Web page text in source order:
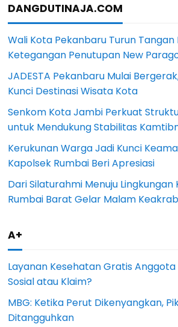
DANGDUTINAJA.COM
Wali Kota Pekanbaru Turun Tangan
Ketegangan Penutupan New
JADESTA Pekanbaru Mulai
Kunci Destinasi Wisata Kota
Senkom Kota Jambi Perkuat
untuk Mendukung Stabilitas
Kerukunan Warga Jadi Kunci
Kapolsek Rumbai Beri Apresiasi
Dari Silaturahmi Menuju Lingkungan
Rumbai Barat Gelar Malam
A+
Layanan Kesehatan Gratis Anggota
Sosial atau Klaim?
MBG: Ketika Perut Dikenyangkan,
Ditangguhkan